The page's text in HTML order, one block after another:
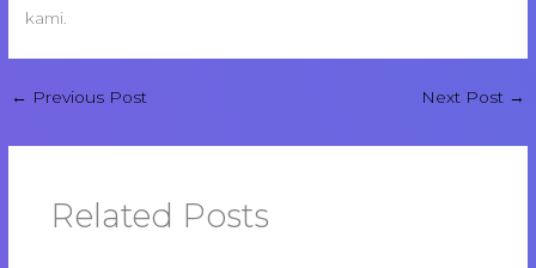
kami.
← Previous Post Next Post →
Related Posts